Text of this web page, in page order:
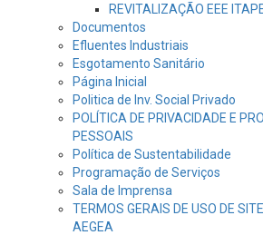
REVITALIZAÇÃO EEE
Documentos
Efluentes Industriais
Esgotamento Sanitário
Página Inicial
Politica de Inv. Social Privado
POLÍTICA DE PRIVACIDADE E
PESSOAIS
Política de Sustentabilidade
Programação de Serviços
Sala de Imprensa
TERMOS GERAIS DE USO DE
AEGEA